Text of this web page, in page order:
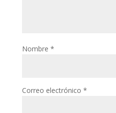
Nombre *
Correo electrónico *